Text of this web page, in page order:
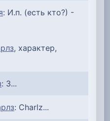
: И.п. (есть кто?) -
, характер,
: 3...
: Charlz...